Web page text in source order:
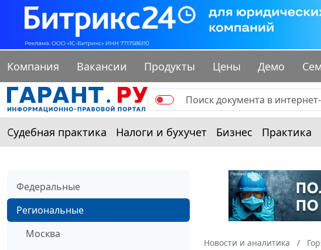
Компания Вакансии Продукты Цены Демо
Судебная практика Налоги и бухучет Бизнес Практика
Федеральные
Региональные
Москва
Новости и аналитика